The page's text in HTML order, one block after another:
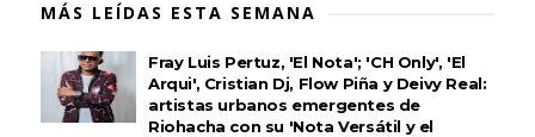
MÁS LEÍDAS ESTA SEMANA
Fray Luis Pertuz, 'El Nota'; 'CH Only', 'El
Arqui', Cristian Dj, Flow Piña y Deivy Real:
artistas urbanos emergentes de
Riohacha con su 'Nota Versátil y el